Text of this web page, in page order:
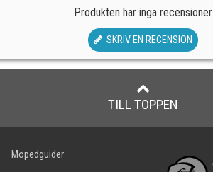
Produkten har inga recensioner
SKRIV EN RECENSION
TILL TOPPEN
Mopedguider